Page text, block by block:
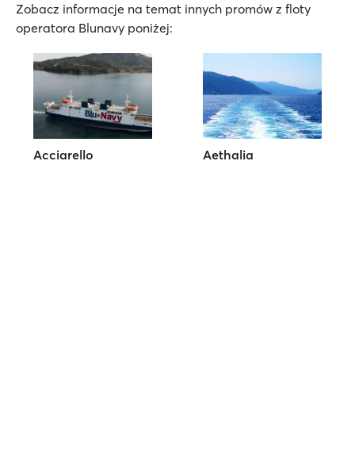
Zobacz informacje na temat innych promów z floty
operatora Blunavy poniżej:
Acciarello Aethalia